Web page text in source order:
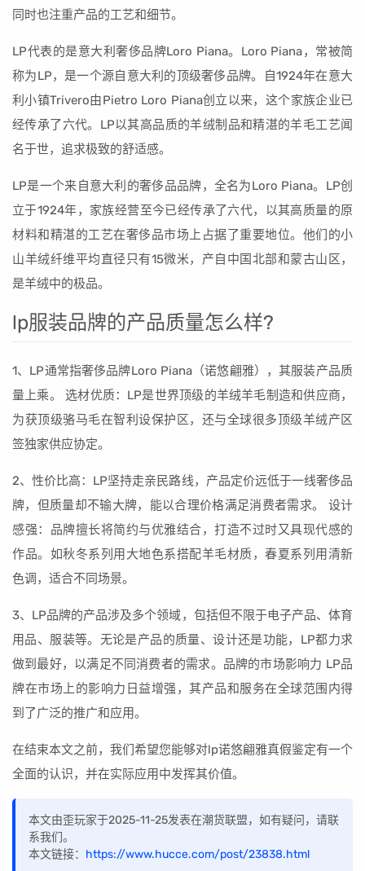
同时也注重产品的工艺和细节。
LP代表的是意大利奢侈品牌Loro Piana。Loro Piana，常被简
称为LP，是一个源自意大利的顶级奢侈品牌。自1924年在意大
利小镇Trivero由Pietro Loro Piana创立以来，这个家族企业已
经传承了六代。LP以其高品质的羊绒制品和精湛的羊毛工艺闻
名于世，追求极致的舒适感。
LP是一个来自意大利的奢侈品品牌，全名为Loro Piana。LP创
立于1924年，家族经营至今已经传承了六代，以其高质量的原
材料和精湛的工艺在奢侈品市场上占据了重要地位。他们的小
山羊绒纤维平均直径只有15微米，产自中国北部和蒙古山区，
是羊绒中的极品。
lp服装品牌的产品质量怎么样?
1、LP通常指奢侈品牌Loro Piana（诺悠翩雅），其服装产品质
量上乘。 选材优质：LP是世界顶级的羊绒羊毛制造和供应商，
为获顶级骆马毛在智利设保护区，还与全球很多顶级羊绒产区
签独家供应协定。
2、性价比高：LP坚持走亲民路线，产品定价远低于一线奢侈品
牌，但质量却不输大牌，能以合理价格满足消费者需求。 设计
感强：品牌擅长将简约与优雅结合，打造不过时又具现代感的
作品。如秋冬系列用大地色系搭配羊毛材质，春夏系列用清新
色调，适合不同场景。
3、LP品牌的产品涉及多个领域，包括但不限于电子产品、体育
用品、服装等。无论是产品的质量、设计还是功能，LP都力求
做到最好，以满足不同消费者的需求。品牌的市场影响力 LP品
牌在市场上的影响力日益增强，其产品和服务在全球范围内得
到了广泛的推广和应用。
在结束本文之前，我们希望您能够对lp诺悠翩雅真假鉴定有一个
全面的认识，并在实际应用中发挥其价值。
本文由歪玩家于2025-11-25发表在潮货联盟，如有疑问，请联
系我们。
本文链接： https://www.hucce.com/post/23838.html